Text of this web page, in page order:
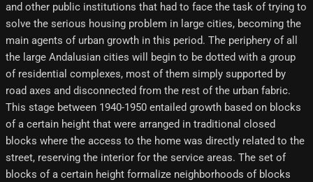
and other public institutions that had to face the task of trying to
solve the serious housing problem in large cities, becoming the
main agents of urban growth in this period. The periphery of all
the large Andalusian cities will begin to be dotted with a group
of residential complexes, most of them simply supported by
road axes and disconnected from the rest of the urban fabric.
This stage between 1940-1950 entailed growth based on blocks
of a certain height that were arranged in traditional closed
blocks where the access to the home was directly related to the
street, reserving the interior for the service areas. The set of
blocks of a certain height formalize neighborhoods of blocks